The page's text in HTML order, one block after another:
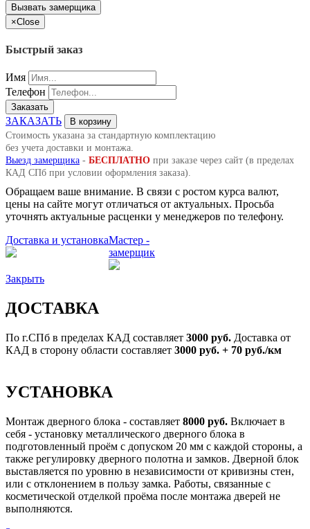
Вызвать замерщика
×Close
Быстрый заказ
Имя
Телефон
Заказать
ЗАКАЗАТЬ
В корзину
Стоимость указана за стандартную комплектацию
без учета доставки и монтажа.
Выезд замерщика - БЕСПЛАТНО при заказе через сайт (в пределах
КАД СПб при условии оформления заказа).
Обращаем ваше внимание. В связи с ростом курса валют,
цены на сайте могут отличаться от актуальных. Просьба
уточнять актуальные расценки у менеджеров по телефону.
Доставка и установкаМастер -
замерщик
Закрыть
ДОСТАВКА
По г.СПб в пределах КАД составляет 3000 руб. Доставка от
КАД в сторону области составляет 3000 руб. + 70 руб./км
УСТАНОВКА
Монтаж дверного блока - составляет 8000 руб. Включает в
себя - установку металлического дверного блока в
подготовленный проём с допуском 20 мм с каждой стороны, а
также регулировку дверного полотна и замков. Дверной блок
выставляется по уровню в независимости от кривизны стен,
или с отклонением в пользу замка. Работы, связанные с
косметической отделкой проёма после монтажа дверей не
выполняются.